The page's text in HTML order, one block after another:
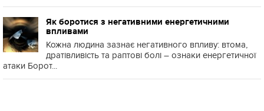
Як боротися з негативними енергетичними
впливами
Кожна людина зазнає негативного впливу: втома,
дратівливість та раптові болі – ознаки енергетичної
атаки Борот...